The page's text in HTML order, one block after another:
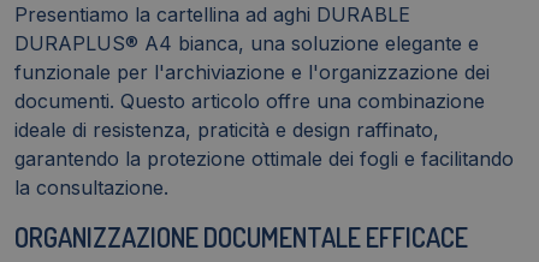
Presentiamo la cartellina ad aghi DURABLE
DURAPLUS® A4 bianca, una soluzione elegante e
funzionale per l'archiviazione e l'organizzazione dei
documenti. Questo articolo offre una combinazione
ideale di resistenza, praticità e design raffinato,
garantendo la protezione ottimale dei fogli e facilitando
la consultazione.
ORGANIZZAZIONE DOCUMENTALE EFFICACE